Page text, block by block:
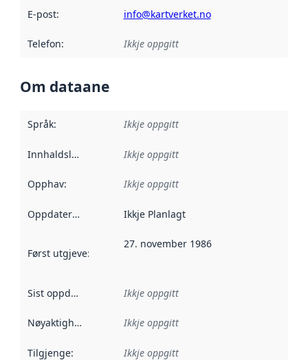
E-post: info@kartverket.no
Telefon: Ikkje oppgitt
Om dataane
Språk: Ikkje oppgitt
Innhaldsleverandørar :
Ikkje oppgitt
Opphav: Ikkje oppgitt
Oppdateringsfrekvens :
Ikkje Planlagt
Først utgjeve:
27. november 1986
Sist oppdatert Ikkje oppgitt
Nøyaktigheit Ikkje oppgitt
Tilgjenge: Ikkje oppgitt